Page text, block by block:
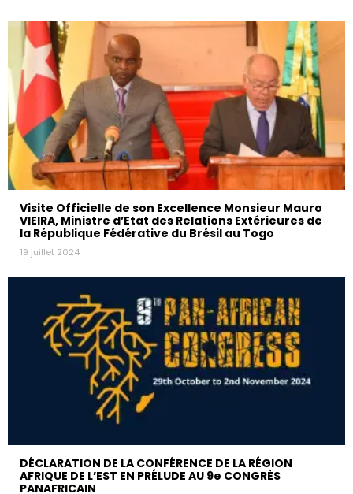
Visite Officielle de son Excellence Monsieur Mauro
VIEIRA, Ministre d’Etat des Relations Extérieures de
la République Fédérative du Brésil au Togo
19 juillet 2024
DÉCLARATION DE LA CONFÉRENCE DE LA RÉGION
AFRIQUE DE L’EST EN PRÉLUDE AU 9e CONGRÈS
PANAFRICAIN